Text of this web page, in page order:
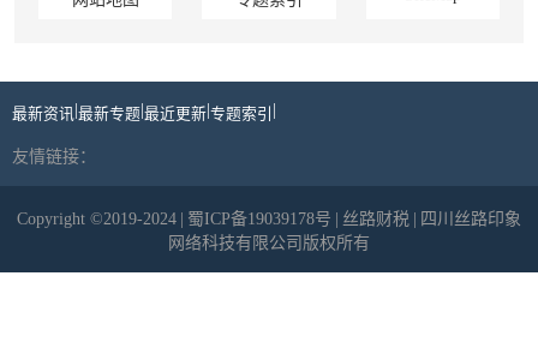
最新资讯 最新专题 最近更新 专题索引
友情链接：
Copyright ©2019-2024 蜀ICP备19039178号 丝路财税
四川丝路印象
网络科技有限公司版权所有